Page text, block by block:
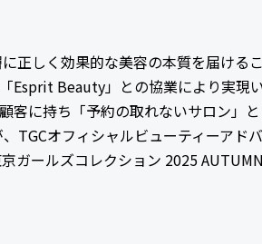
正しく効果的な美容の本質を届ける
Esprit Beauty」との協業により実現
客に持ち「予約の取れないサロン」
TGCオフィシャルビューティーアド
ガールズコレクション 2025